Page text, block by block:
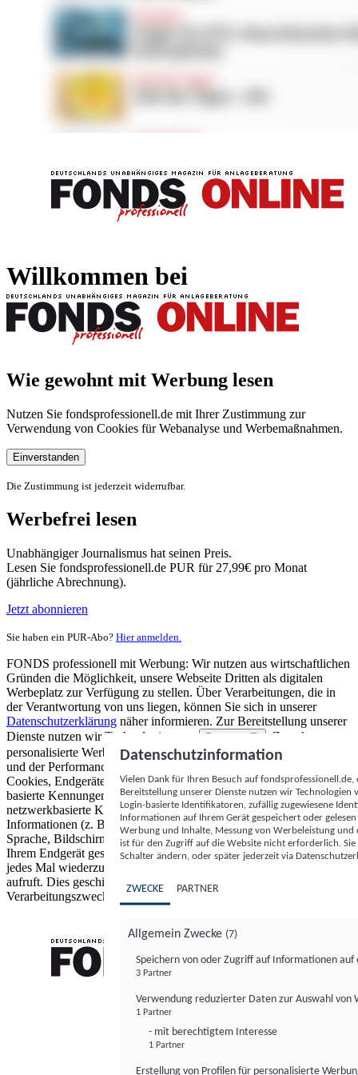
Willkommen bei
Wie gewohnt mit Werbung lesen
Nutzen Sie fondsprofessionell.de mit Ihrer Zustimmung zur
Verwendung von Cookies für Webanalyse und Werbemaßnahmen.
Einverstanden
Die Zustimmung ist jederzeit widerrufbar.
Werbefrei lesen
Unabhängiger Journalismus hat seinen Preis.
Lesen Sie fondsprofessionell.de PUR für 27,99€ pro Monat
(jährliche Abrechnung).
Jetzt abonnieren
Sie haben ein PUR-Abo? Hier anmelden.
FONDS professionell mit Werbung: Wir nutzen aus wirtschaftlichen
Gründen die Möglichkeit, unsere Webseite Dritten als digitalen
Werbeplatz zur Verfügung zu stellen. Über Verarbeitungen, die in
der Verantwortung von uns liegen, können Sie sich in unserer
Datenschutzerklärung näher informieren. Zur Bereitstellung unserer
Dienste nutzen wir Technologien von
Partnern (5)
. Zwecke:
personalisierte Werbung und Inhalte, Messung von Werbeleistung
und der Performance von Inhalten sowie Zielgruppenforschung.
Cookies, Endgeräte- oder ähnliche Online-Kennungen (z. B. login-
basierte Kennungen, zufällig generierte Kennungen,
netzwerkbasierte Kennungen) können zusammen mit anderen
Informationen (z. B. Browsertyp und Browserinformationen,
Sprache, Bildschirmgröße, unterstützte Technologien usw.) auf
Ihrem Endgerät gespeichert oder von dort ausgelesen werden, um es
jedes Mal wiederzuerkennen, wenn es eine App oder einer Webseite
aufruft. Dies geschieht für einen oder mehrere der hier aufgeführten
Verarbeitungszwecke.
Datenschutzinformation
Vielen Dank für Ihren Besuch auf
Bereitstellung unserer Dienste nutzen wir Technologien
Login-basierte Identifikatoren, zufällig zugewiesene
Informationen auf Ihrem Gerät gespeichert oder
Werbung und Inhalte, Messung von Werbeleistung
ist für den Zugriff auf die Website nicht erforderlich.
Schalter ändern, oder später jederzeit via
ZWECKE PARTNER
Allgemein Zwecke (7)
Speichern von oder Zugriff auf Informationen auf
3 Partner
Verwendung reduzierter Daten zur Auswahl von
1 Partner
- mit berechtigtem Interesse
1 Partner
Erstellung von Profilen für personalisierte
FONDS professionell